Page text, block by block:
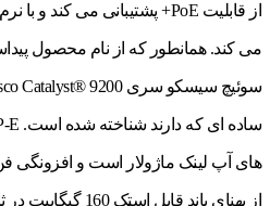
می کند. همانطور که از نام محصول
های آپ لینک ماژولار است و افزونگی